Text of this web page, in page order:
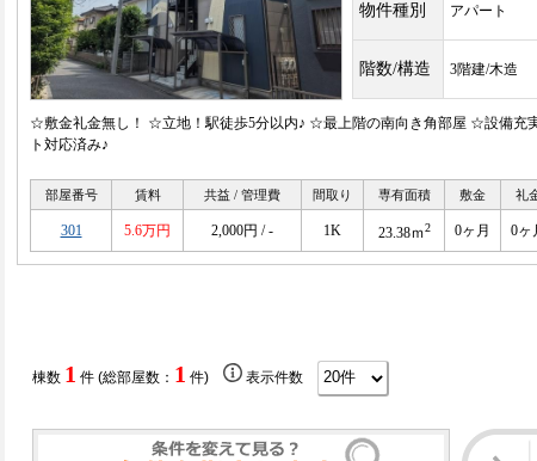
物件種別 アパート
階数/構造 3階建/木造
☆敷金礼金無し！ ☆立地！駅徒歩5分以内♪ ☆最上階の南向き角部屋 ☆設備充
ト対応済み♪
部屋番号 賃料 共益 / 管理費 間取り 専有面積 敷金 礼
301 5.6万円 2,000円 / - 1K 23.38ｍ2 0ヶ月 0ヶ
棟数 1 件 (総部屋数： 1 件) 表示件数